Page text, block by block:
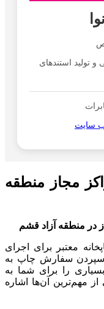
و تولید استندهای
سایت
مجاز منطقه
در منطقه آزاد قشم
معتبر برای اجرای
سپردن سفارش چاپ به
را برای شما به
مهم‌ترین آن‌ها اشاره